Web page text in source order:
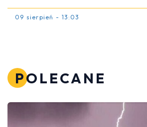
09 sierpień - 13:03
POLECANE